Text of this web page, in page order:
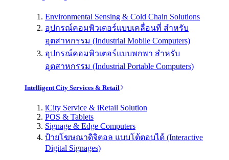
Environmental Sensing & Cold Chain Solutions
อุปกรณ์คอมพิวเตอร์แบบเคลื่อนที่ สำหรับ
อุตสาหกรรม (Industrial Mobile Computers)
อุปกรณ์คอมพิวเตอร์แบบพกพา สำหรับ
อุตสาหกรรม (Industrial Portable Computers)
Intelligent City Services & Retail
iCity Service & iRetail Solution
POS & Tablets
Signage & Edge Computers
ป้ายโฆษณาดิจิตอล แบบโต้ตอบได้ (Interactive
Digital Signages)